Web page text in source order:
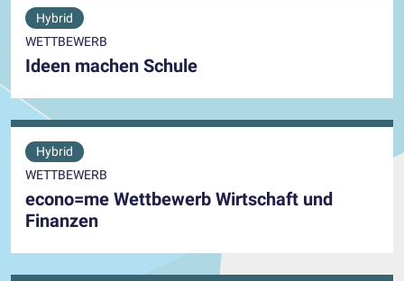
Hybrid
WETTBEWERB
Ideen machen Schule
Hybrid
WETTBEWERB
econo=me Wettbewerb Wirtschaft und
Finanzen